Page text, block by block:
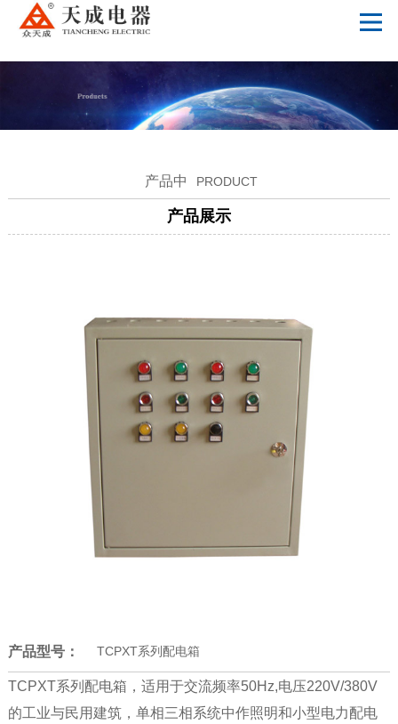
爱游戏体育,爱游戏官方网站
产品中 PRODUCT
产品展示
产品型号： TCPXT系列配电箱
TCPXT系列配电箱，适用于交流频率50Hz,电压220V/380V
的工业与民用建筑，单相三相系统中作照明和小型电力配电